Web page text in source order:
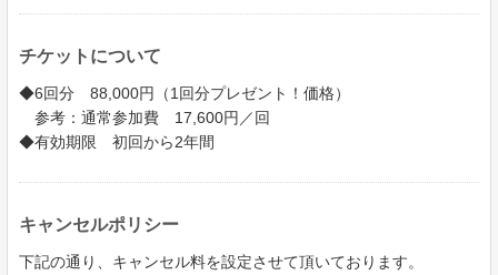
チケットについて
◆6回分 88,000円（1回分プレゼント！価格）
参考：通常参加費 17,600円／回
◆有効期限 初回から2年間
キャンセルポリシー
下記の通り、キャンセル料を設定させて頂いております。